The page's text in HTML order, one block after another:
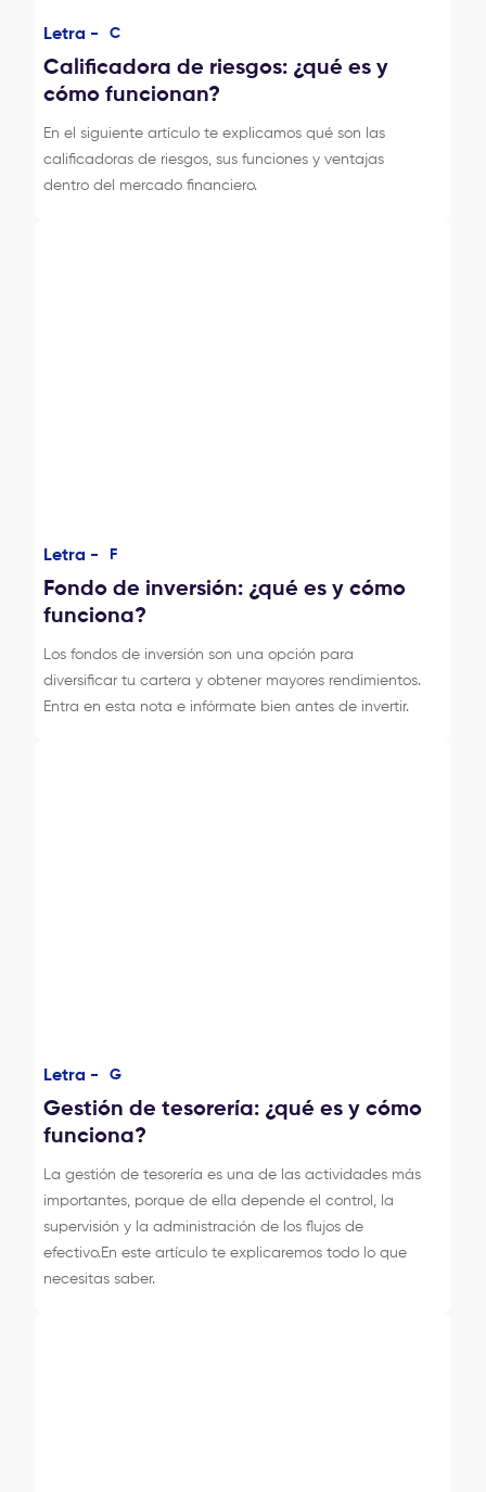
Letra - C
Calificadora de riesgos: ¿qué es y
cómo funcionan?
En el siguiente artículo te explicamos qué son las
calificadoras de riesgos, sus funciones y ventajas
dentro del mercado financiero.
Letra - F
Fondo de inversión: ¿qué es y cómo
funciona?
Los fondos de inversión son una opción para
diversificar tu cartera y obtener mayores rendimientos.
Entra en esta nota e infórmate bien antes de invertir.
Letra - G
Gestión de tesorería: ¿qué es y cómo
funciona?
La gestión de tesorería es una de las actividades más
importantes, porque de ella depende el control, la
supervisión y la administración de los flujos de
efectivo.En este artículo te explicaremos todo lo que
necesitas saber.